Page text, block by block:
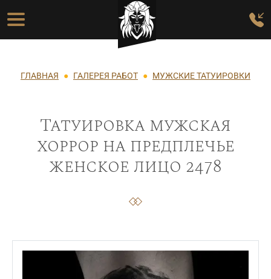
Перейти к основному содержанию
Основная навигация
Строка навигации
ГЛАВНАЯ ГАЛЕРЕЯ РАБОТ МУЖСКИЕ ТАТУИРОВКИ
Татуировка мужская
хоррор на предплечье
женское лицо 2478